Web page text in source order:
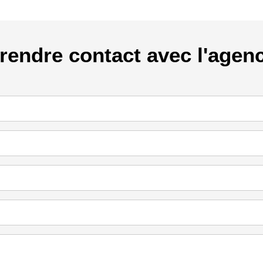
contact avec